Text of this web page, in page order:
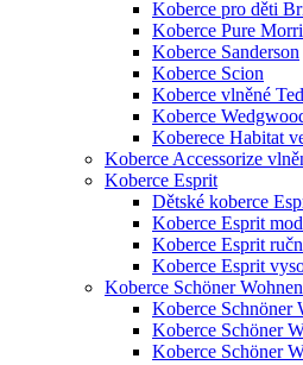
Koberce pro děti
Koberce Pure
Koberce Sanderson
Koberce Scion
Koberce vlněné
Koberce
Koberece Habitat
Koberce Accessorize
Koberce Esprit
Dětské koberce
Koberce Esprit
Koberce Esprit
Koberce Esprit
Koberce Schöner Wohnen
Koberce Schnöner
Koberce Schöner
Koberce Schöner